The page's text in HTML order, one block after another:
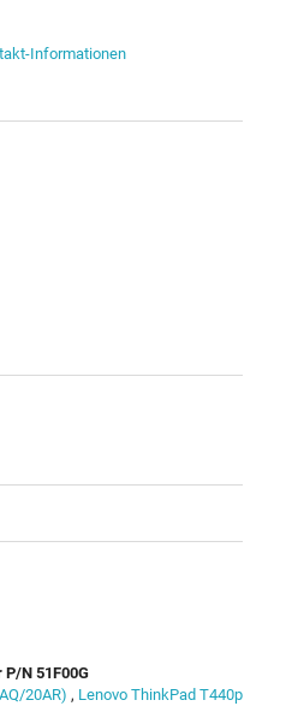
Informationen
N 51F00G
20AR) , Lenovo ThinkPad T440p